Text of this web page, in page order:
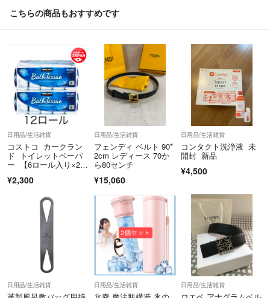
こちらの商品もおすすめです
日用品/生活雑貨
コストコ カークラン
ド トイレットペーパ
ー 【6ロール入り×2袋
¥2,300
日用品/生活雑貨
フェンディ ベルト 90*
2cm レディース 70か
ら80センチ
¥15,060
日用品/生活雑貨
コンタクト洗浄液 未
開封 新品
¥4,500
日用品/生活雑貨 日用品/生活雑貨 日用品/生活雑貨